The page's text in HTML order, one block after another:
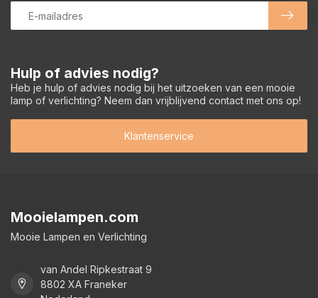
Hulp of advies nodig?
Heb je hulp of advies nodig bij het uitzoeken van een mooie
lamp of verlichting? Neem dan vrijblijvend contact met ons op!
Klantenservice
Mooielampen.com
Mooie Lampen en Verlichting
van Andel Ripkestraat 9
8802 XA Franeker